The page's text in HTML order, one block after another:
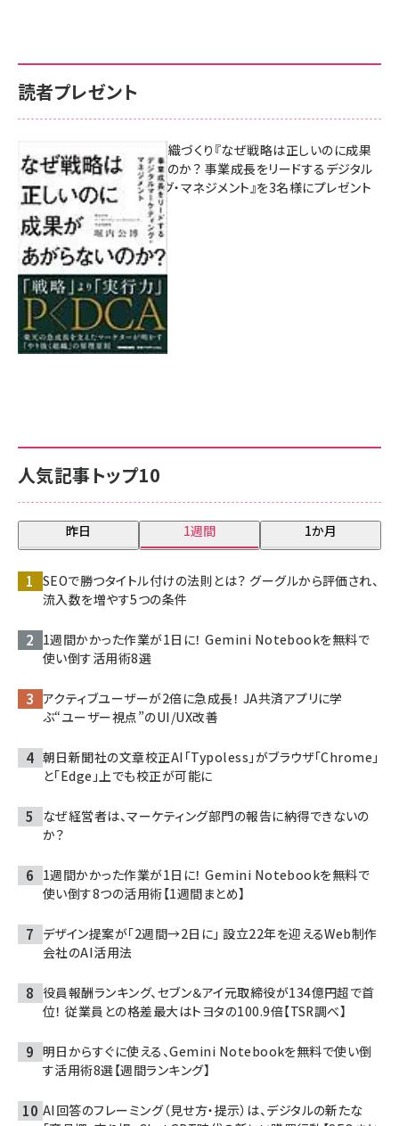
人気記事トップ10
昨日 1週間 1か月
SEOで勝つタイトル付けの法則とは？ グーグルから評価され、
流入数を増やす5つの条件
1週間かかった作業が1日に！ Gemini Notebookを無料で
使い倒す活用術8選
アクティブユーザーが2倍に急成長！ JA共済アプリに学
ぶ“ユーザー視点”のUI/UX改善
朝日新聞社の文章校正AI「Typoless」がブラウザ「Chrome」
と「Edge」上でも校正が可能に
なぜ経営者は、マーケティング部門の報告に納得できないの
か？
1週間かかった作業が1日に！ Gemini Notebookを無料で
使い倒す8つの活用術【1週間まとめ】
デザイン提案が「2週間→2日に」 設立22年を迎えるWeb制作
会社のAI活用法
役員報酬ランキング、セブン＆アイ元取締役が134億円超で首
位！ 従業員との格差最大はトヨタの100.9倍【TSR調べ】
明日からすぐに使える、Gemini Notebookを無料で使い倒
す活用術8選【週間ランキング】
AI回答のフレーミング（見せ方・提示）は、デジタルの新たな
読者プレゼント
成果を生む組織づくり『なぜ戦略は正しいのに成果
があがらないのか？ 事業成長をリードするデジタル
マーケティング・マネジメント』を3名様にプレゼント
8月7日 10:00